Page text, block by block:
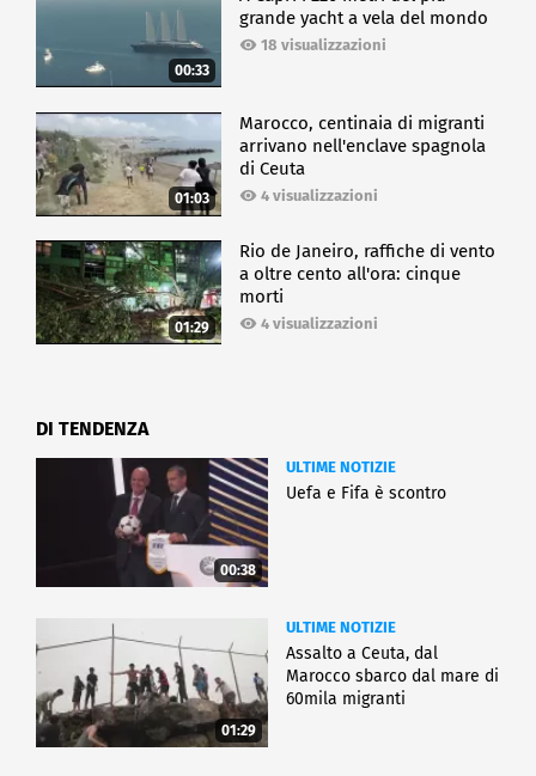
00:33
grande yacht a vela del mondo
18 visualizzazioni
01:03
Marocco, centinaia di migranti
arrivano nell'enclave spagnola
di Ceuta
4 visualizzazioni
01:29
Rio de Janeiro, raffiche di vento
a oltre cento all'ora: cinque
morti
4 visualizzazioni
DI TENDENZA
00:38
ULTIME NOTIZIE
Uefa e Fifa è scontro
01:29
ULTIME NOTIZIE
Assalto a Ceuta, dal
Marocco sbarco dal mare di
60mila migranti